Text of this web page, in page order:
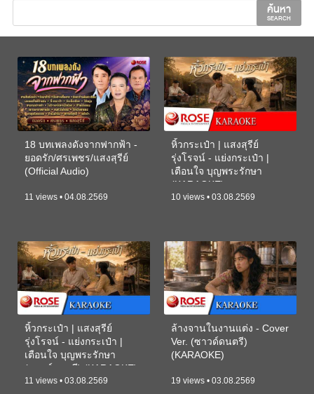
ค้นหา
SEARCH
18 บทเพลงดังจากฟากฟ้า -
ยอดรัก/ศรเพชร/แสงสุรีย์
(Official Audio)
11 views • 04.08.2569
หิ้วกระเป๋า | แสงสุรีย์
รุ่งโรจน์ - แย่งกระเป๋า |
เตือนใจ บุญพระรักษา
(KARAOKE)
10 views • 03.08.2569
หิ้วกระเป๋า | แสงสุรีย์
รุ่งโรจน์ - แย่งกระเป๋า |
เตือนใจ บุญพระรักษา
(ซาวด์ดนตรี) (KARAOKE)
11 views • 03.08.2569
ล้างจานในงานแต่ง - Cover
Ver. (ซาวด์ดนตรี)
(KARAOKE)
19 views • 03.08.2569